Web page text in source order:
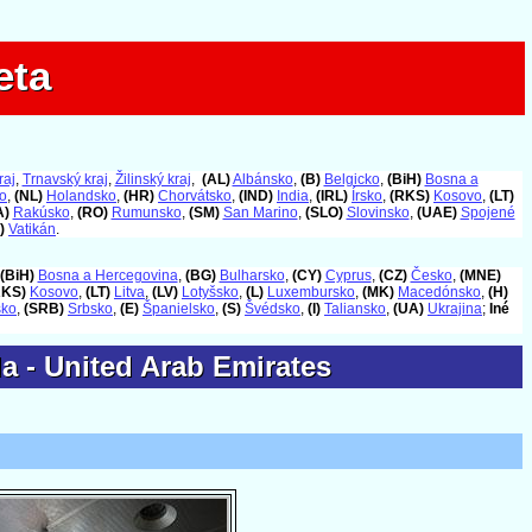
, Trnavský kraj, Žilinský kraj, (AL)Albánsko, (B) Belgicko, (BiH) Bosna a
, (NL) Holandsko, (HR) Chorvátsko, (IND) India, (IRL) Írsko, (RKS) Kosovo, (LT)
Rakúsko, (RO) Rumunsko, (SM) San Marino, (SLO) Slovinsko, (UAE) Spojené
Vatikán.
(BiH) Bosna a Hercegovina, (BG) Bulharsko, (CY) Cyprus, (CZ) Česko, (MNE)
Kosovo, (LT) Litva, (LV) Lotyšsko, (L) Luxembursko, (MK) Macedónsko, (H)
, (SRB) Srbsko, (E) Španielsko, (S) Švédsko, (I) Taliansko, (UA) Ukrajina; Iné
- United Arab Emirates
- United Arab Emirates